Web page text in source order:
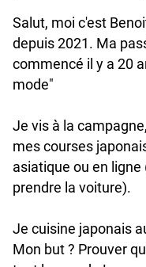
Salut, moi c'est
depuis 2021. Ma
commencé il y a 20
mode"
Je vis à la
mes courses
asiatique ou en
prendre la voiture).
Je cuisine japonais
Mon but ? Prouver